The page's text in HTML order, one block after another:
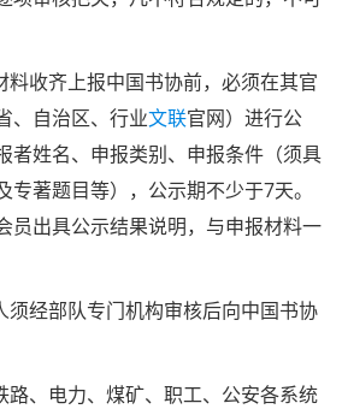
料收齐上报中国书协前，必须在其官
、自治区、行业文联官网）进行公
者姓名、申报类别、申报条件（须具
著题目等），公示期不少于7天。
员出具公示结果说明，与申报材料一
须经部队专门机构审核后向中国书协
路、电力、煤矿、职工、公安各系统